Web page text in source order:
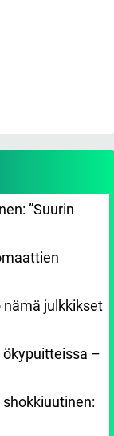
”Suurin
nämä julkkikset
–